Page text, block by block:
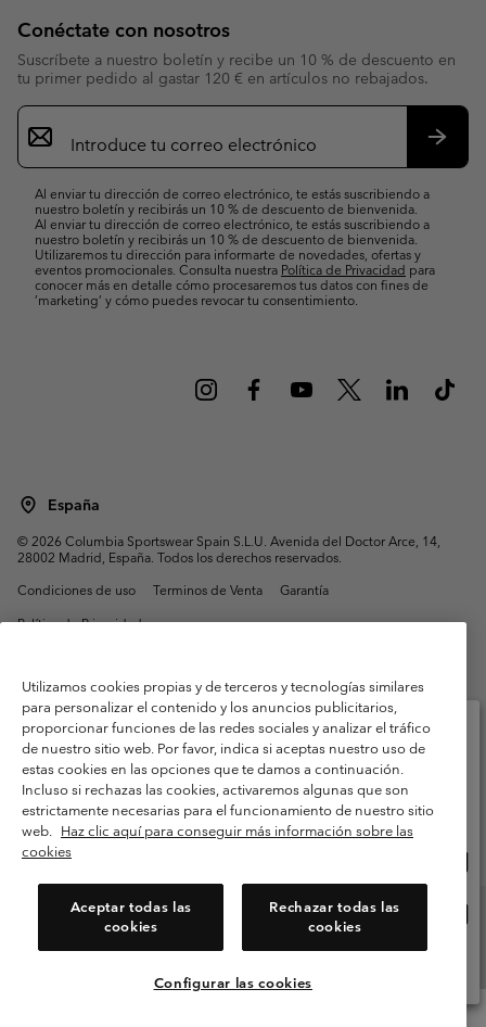
Conéctate con nosotros
Suscríbete a nuestro boletín y recibe un 10 % de descuento en
tu primer pedido al gastar 120 € en artículos no rebajados.
Suscripción
de
correo
Al enviar tu dirección de correo electrónico, te estás suscribiendo a
nuestro boletín y recibirás un 10 % de descuento de bienvenida.
Al enviar tu dirección de correo electrónico, te estás suscribiendo a
nuestro boletín y recibirás un 10 % de descuento de bienvenida.
Utilizaremos tu dirección para informarte de novedades, ofertas y
eventos promocionales. Consulta nuestra Política de Privacidad para
conocer más en detalle cómo procesaremos tus datos con fines de
’marketing’ y cómo puedes revocar tu consentimiento.
España
© 2026 Columbia Sportswear Spain S.L.U. Avenida del Doctor Arce, 14,
28002 Madrid, España. Todos los derechos reservados.
Condiciones de uso
Terminos de Venta
Garantía
Política de Privacidad
Términos De Uso Del Contenido Generado Por Los Usuarios
Impressum
Cookies Public CBCR
Servicio al cliente: Lu. - Vi. de 9:00 a 13:00 y de 14:00 a 18:00
(+)34919015933
Utilizamos cookies propias y de terceros y tecnologías similares
para personalizar el contenido y los anuncios publicitarios,
proporcionar funciones de las redes sociales y analizar el tráfico
de nuestro sitio web. Por favor, indica si aceptas nuestro uso de
estas cookies en las opciones que te damos a continuación.
Incluso si rechazas las cookies, activaremos algunas que son
estrictamente necesarias para el funcionamiento de nuestro sitio
web. Haz clic aquí para conseguir más información sobre las
cookies
Aceptar todas las
cookies
Rechazar todas las
cookies
Configurar las cookies
Selecciona tu país e idioma envío
Compras en línea disponibles
línea
España
Ver Todos Los Países